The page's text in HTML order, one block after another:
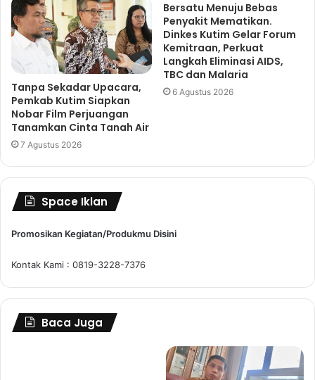
Tanpa Sekadar Upacara,
Pemkab Kutim Siapkan
Nobar Film Perjuangan
Tanamkan Cinta Tanah Air
7 Agustus 2026
Bersatu Menuju Bebas
Penyakit Mematikan.
Dinkes Kutim Gelar Forum
Kemitraan, Perkuat
Langkah Eliminasi AIDS,
TBC dan Malaria
6 Agustus 2026
Space Iklan
Promosikan Kegiatan/Produkmu Disini
Kontak Kami : 0819-3228-7376
Baca Juga